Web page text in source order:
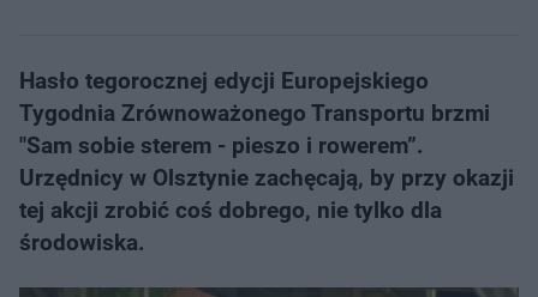
Hasło tegorocznej edycji Europejskiego
Tygodnia Zrównoważonego Transportu brzmi
"Sam sobie sterem - pieszo i rowerem”.
Urzędnicy w Olsztynie zachęcają, by przy okazji
tej akcji zrobić coś dobrego, nie tylko dla
środowiska.